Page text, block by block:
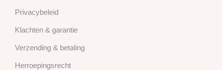
Privacybeleid
Klachten & garantie
Verzending & betaling
Herroepingsrecht